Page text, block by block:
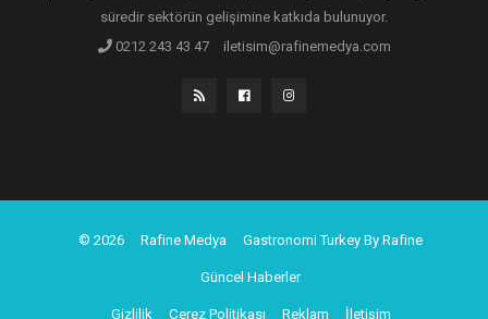
süredir sektörün gelişimine katkıda bulunuyor.
0212 243 43 47
iletisim@rafinemedya.com
© 2026 Rafine Medya Gastronomi Turkey By Rafine
Güncel Haberler
Gizlilik Çerez Politikası Reklam İletişim